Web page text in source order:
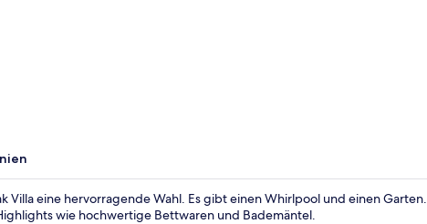
Villa eine hervorragende Wahl. Es gibt einen Whirlpool und einen Garten.
wie hochwertige Bettwaren und Bademäntel.